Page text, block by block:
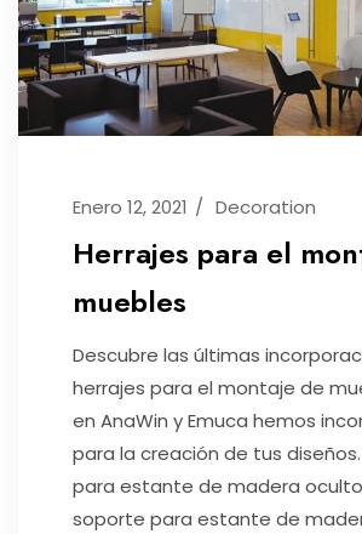
Enero 12, 2021 Decoration
Herrajes para el
muebles
Descubre las últimas
herrajes para el montaje de
en AnaWin y Emuca hemos
para la creación de tus
para estante de madera oculto
soporte para estante de